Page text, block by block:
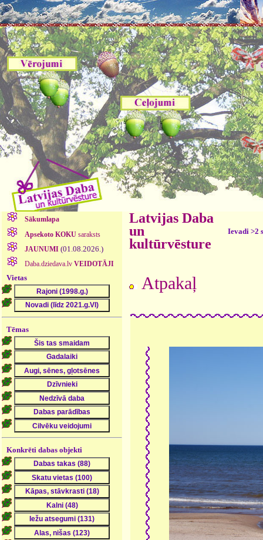
Sākumlapa
Apsekoto KOKUsaraksts
JAUNUMI (01.08.2026.)
Daba.dziedava.lv VEIDOTĀJI
Vietas
Tēmas
Konkrēti dabas objekti
Latvijas Daba
un
kultūrvēsture
Ievadi >2
Atpakaļ